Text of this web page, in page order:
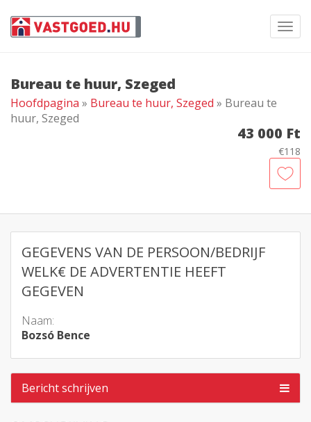
Bureau te huur, Szeged
Hoofdpagina » Bureau te huur, Szeged » Bureau te
huur, Szeged
43 000 Ft
€118
GEGEVENS VAN DE PERSOON/BEDRIJF
WELK€ DE ADVERTENTIE HEEFT
GEGEVEN
Naam:
Bozsó Bence
Bericht schrijven